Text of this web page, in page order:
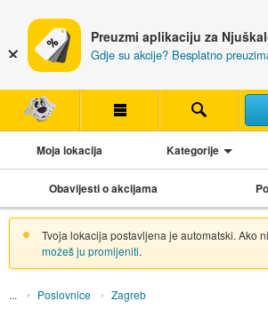
Preuzmi aplikaciju za
Gdje su akcije? Besplatno
Moja lokacija Kategorije
Obavijesti o akcijama
Tvoja lokacija postavljena je automatski. Ako
možeš ju promijeniti.
Poslovnice Zagreb